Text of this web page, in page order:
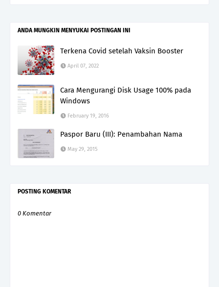
ANDA MUNGKIN MENYUKAI POSTINGAN INI
Terkena Covid setelah Vaksin Booster
April 07, 2022
Cara Mengurangi Disk Usage 100% pada
Windows
February 19, 2016
Paspor Baru (III): Penambahan Nama
May 29, 2015
POSTING KOMENTAR
0 Komentar